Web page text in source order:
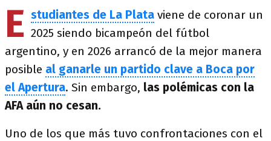
E studiantes de La Plata viene de coronar un
2025 siendo bicampeón del fútbol
argentino, y en 2026 arrancó de la mejor manera
posible al ganarle un partido clave a Boca por
el Apertura. Sin embargo, las polémicas con la
AFA aún no cesan.
Uno de los que más tuvo confrontaciones con el